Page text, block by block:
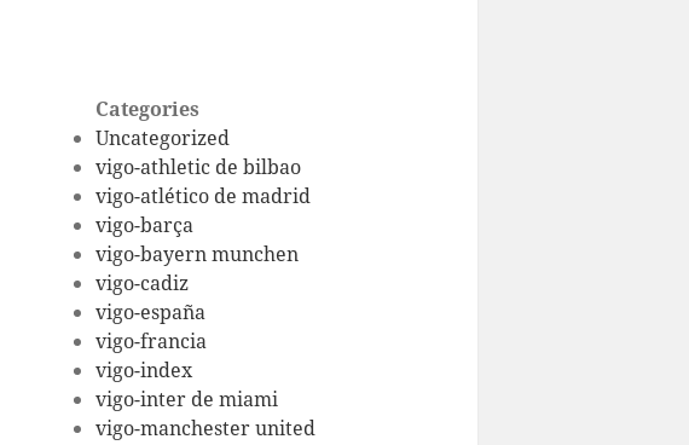
Categories
Uncategorized
vigo-athletic de bilbao
vigo-atlético de madrid
vigo-barça
vigo-bayern munchen
vigo-cadiz
vigo-españa
vigo-francia
vigo-index
vigo-inter de miami
vigo-manchester united